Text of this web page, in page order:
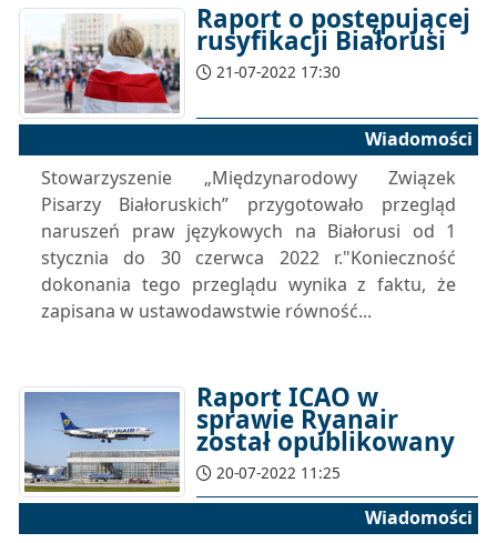
Raport o postępującej
rusyfikacji Białorusi
21-07-2022 17:30
Wiadomości
Stowarzyszenie „Międzynarodowy Związek
Pisarzy Białoruskich” przygotowało przegląd
naruszeń praw językowych na Białorusi od 1
stycznia do 30 czerwca 2022 r."Konieczność
dokonania tego przeglądu wynika z faktu, że
zapisana w ustawodawstwie równość...
Raport ICAO w
sprawie Ryanair
został opublikowany
20-07-2022 11:25
Wiadomości